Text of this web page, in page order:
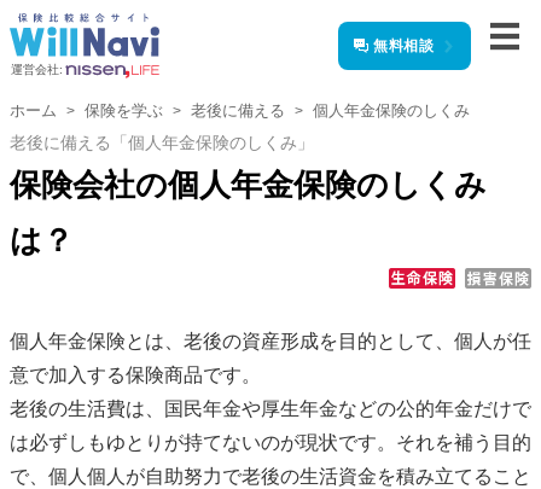
運営会社:
無料相談
ホーム 保険を学ぶ 老後に備える 個人年金保険のしくみ
老後に備える「個人年金保険のしくみ」
保険会社の個人年金保険のしくみ
は？
個人年金保険とは、老後の資産形成を目的として、個人が任
意で加入する保険商品です。
老後の生活費は、国民年金や厚生年金などの公的年金だけで
は必ずしもゆとりが持てないのが現状です。それを補う目的
で、個人個人が自助努力で老後の生活資金を積み立てること